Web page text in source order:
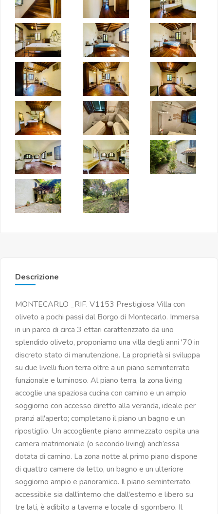
Descrizione
MONTECARLO _RIF. V1153 Prestigiosa Villa con
oliveto a pochi passi dal Borgo di Montecarlo. Immersa
in un parco di circa 3 ettari caratterizzato da uno
splendido oliveto, proponiamo una villa degli anni '70 in
discreto stato di manutenzione. La proprietà si sviluppa
su due livelli fuori terra oltre a un piano seminterrato
funzionale e luminoso. Al piano terra, la zona living
accoglie una spaziosa cucina con camino e un ampio
soggiorno con accesso diretto alla veranda, ideale per
pranzi all'aperto; completano il piano un bagno e un
ripostiglio. Un accogliente piano ammezzato ospita una
camera matrimoniale (o secondo living) anch’essa
dotata di camino. La zona notte al primo piano dispone
di quattro camere da letto, un bagno e un ulteriore
soggiorno ampio e panoramico. Il piano seminterrato,
accessibile sia dall'interno che dall'esterno e libero su
tre lati, è adibito a taverna e locale di sgombero. Il